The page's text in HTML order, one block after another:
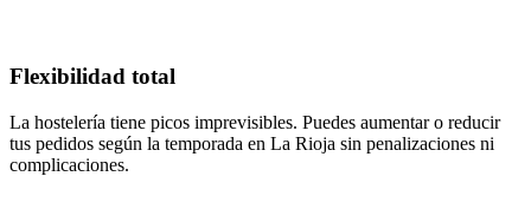
Flexibilidad total
La hostelería tiene picos imprevisibles. Puedes aumentar o reducir
tus pedidos según la temporada en La Rioja sin penalizaciones ni
complicaciones.